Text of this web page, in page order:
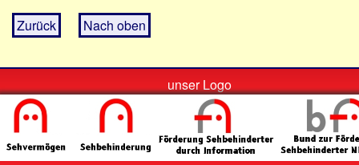
Zurück Nach oben
unser Logo